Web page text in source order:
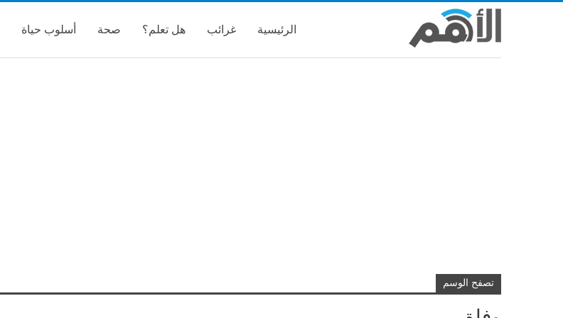
الرئيسية غرائب هل تعلم؟ صحة أسلوب حياة
تصفح الوسم